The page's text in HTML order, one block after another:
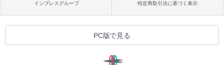
インプレスグループ 特定商取引法に基づく表示
PC版で見る